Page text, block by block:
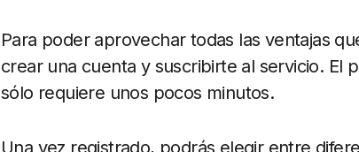
Para poder aprovechar todas las ventajas
crear una cuenta y suscribirte al servicio. El
sólo requiere unos pocos minutos.
Una vez registrado, podrás elegir entre